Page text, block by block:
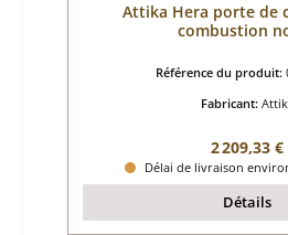
Attika Hera porte de
combustion
Référence du produit:
Fabricant:
Prix
2 209,33 €
Délai de livraison
Détails